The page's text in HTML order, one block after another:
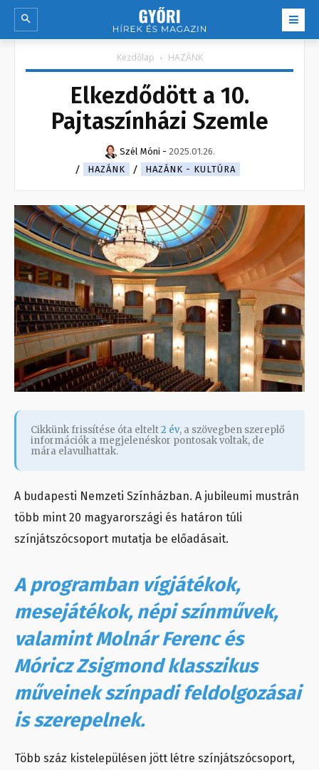
Kezdőlap HAZÁNK
Elkezdődött a 10.
Pajtaszínházi Szemle
Szél Móni - 2025.01.26.
HAZÁNK
HAZÁNK - KULTÚRA
Cikkünk frissítése óta eltelt2 év, a szövegben szereplő
információk a megjelenéskor pontosak voltak, de
mára elavulhattak.
A budapesti Nemzeti Színházban. A jubileumi mustrán
több mint 20 magyarországi és határon túli
színjátszócsoport mutatja be előadásait.
A programban vígjátékok,
mesejátékok, népi színművek,
valamint Molnár Ferenc és
Móricz Zsigmond klasszikus
műveinek színpadi feldolgozásai
is szerepelnek.
Több száz kistelepülésen jött létre színjátszócsoport,